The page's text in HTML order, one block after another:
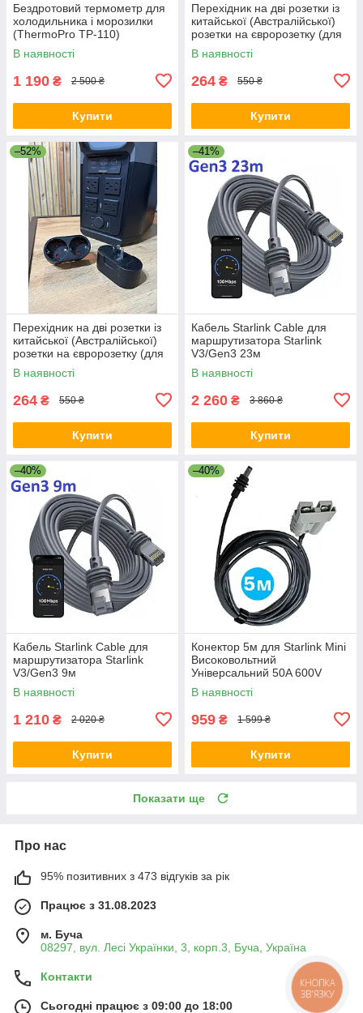
Бездротовий термометр для
холодильника і морозилки
(ThermoPro TP-110)
В наявності
1 190 ₴ 2 500 ₴
Купити
Перехідник на дві розетки із
китайської (Австралійської)
розетки на євророзетку (для
Ecoflow) 10А / 250В для
подорожей Білий
В наявності
264 ₴ 550 ₴
Купити
–52%
Перехідник на дві розетки із
китайської (Австралійської)
розетки на євророзетку (для
Ecoflow) 10А / 250В для
подорожей Чорний
В наявності
264 ₴ 550 ₴
Купити
–41%
Кабель Starlink Cable для
маршрутизатора Starlink
V3/Gen3 23м
В наявності
2 260 ₴ 3 860 ₴
Купити
–40%
Кабель Starlink Cable для
маршрутизатора Starlink
V3/Gen3 9м
В наявності
1 210 ₴ 2 020 ₴
Купити
–40%
Конектор 5м для Starlink Mini
Високовольтний
Універсальний 50A 600V
Чорний
В наявності
959 ₴ 1 599 ₴
Купити
Показати ще
Про нас
95% позитивних з 473 відгуків за рік
Працює з 31.08.2023
м. Буча
08297, вул. Лесі Українки, 3, корп.3, Буча, Україна
Контакти
Сьогодні працює з 09:00 до 18:00
КНОПКА
ЗВ'ЯЗКУ